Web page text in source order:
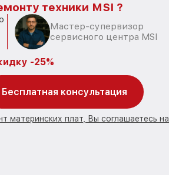
техники MSI ?
Мастер-супервизор
сервисного центра MSI
-25%
Бесплатная консультация
материнских плат, Вы соглашаетесь на